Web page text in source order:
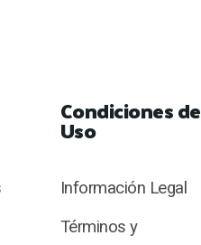
Condiciones de
Uso
Información Legal
Términos y